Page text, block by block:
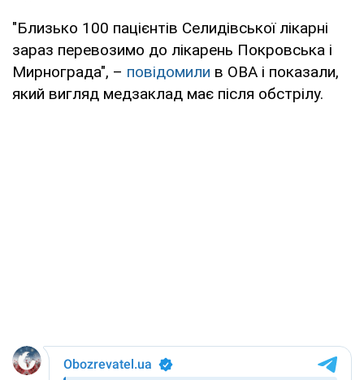
"Близько 100 пацієнтів Селидівської лікарні
зараз перевозимо до лікарень Покровська і
Мирнограда", – повідомили в ОВА і показали,
який вигляд медзаклад має після обстрілу.